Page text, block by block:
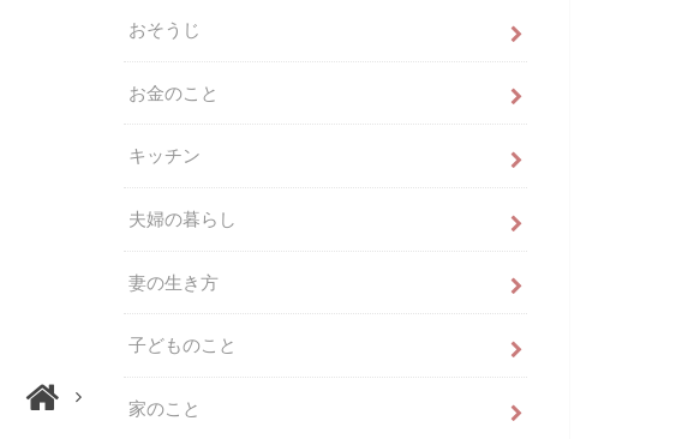
おそうじ
お金のこと
キッチン
夫婦の暮らし
妻の生き方
子どものこと
家のこと